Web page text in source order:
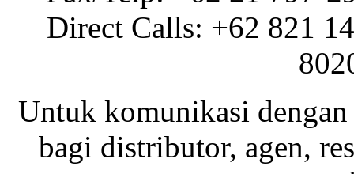
Direct Calls: +62 821
Untuk komunikasi dengan
bagi distributor, agen,